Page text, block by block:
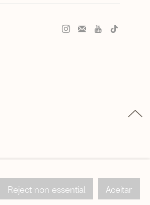
Reject non essential Aceitar